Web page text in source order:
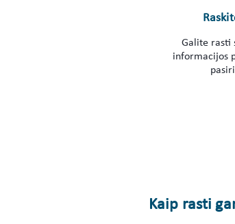
Galite rasti
informacijos
Kaip rasti